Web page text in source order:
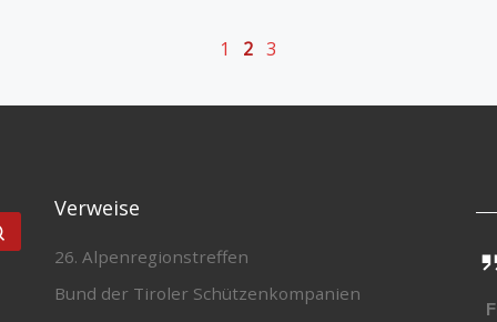
1 2 3
Verweise
26. Alpenregionstreffen
Bund der Tiroler Schützenkompanien